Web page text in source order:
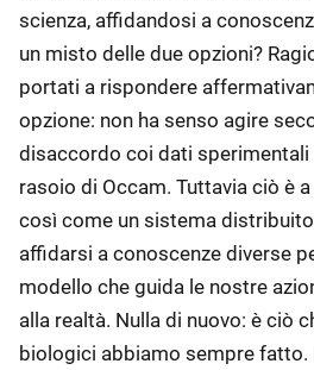
scienza, affidandosi a
un misto delle due opzioni?
portati a rispondere
opzione: non ha senso agire
disaccordo coi dati sperimentali
rasoio di Occam. Tuttavia ciò è
così come un sistema
affidarsi a conoscenze diverse
modello che guida le nostre
alla realtà. Nulla di nuovo: è ciò
biologici abbiamo sempre fatto.